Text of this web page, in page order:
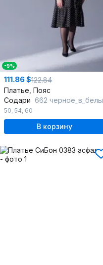
-9%
111.86 $122.84
Платье, Пояс
Содари 662 черное_в_белый_горошек
50, 54, 60
В корзину